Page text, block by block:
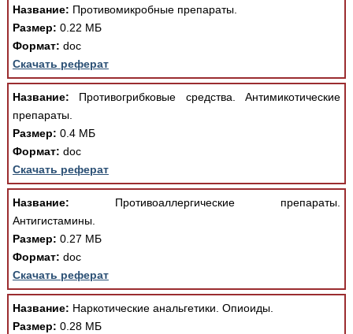
Название: Противомикробные препараты.
Размер: 0.22 МБ
Формат: doc
Скачать реферат
Название: Противогрибковые средства. Антимикотические
препараты.
Размер: 0.4 МБ
Формат: doc
Скачать реферат
Название: Противоаллергические препараты.
Антигистамины.
Размер: 0.27 МБ
Формат: doc
Скачать реферат
Название: Наркотические анальгетики. Опиоиды.
Размер: 0.28 МБ